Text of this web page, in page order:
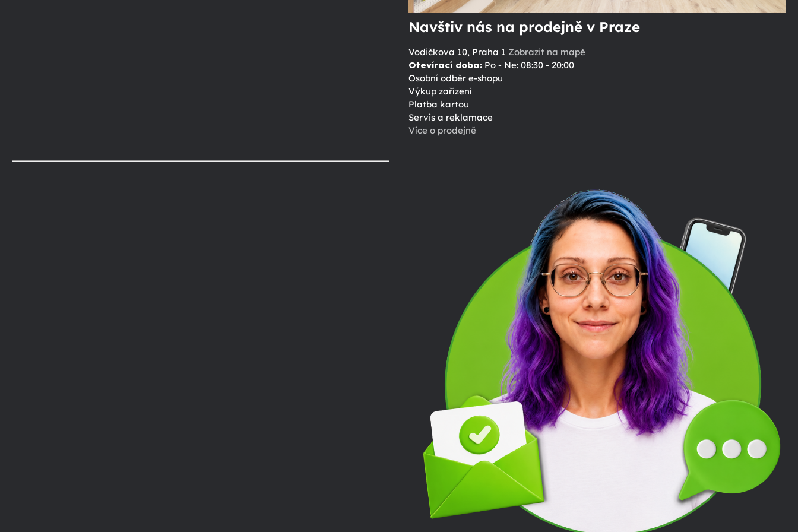
Navštiv nás na prodejně v Praze
Vodičkova 10, Praha 1 Zobrazit na mapě
Otevírací doba:Po - Ne: 08:30 - 20:00
Osobní odběr e-shopu
Výkup zařízení
Platba kartou
Servis a reklamace
Více o prodejně